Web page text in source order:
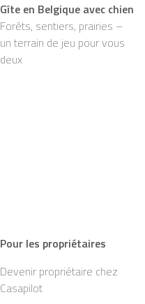
Gîte en Belgique avec chien
Forêts, sentiers, prairies –
un terrain de jeu pour vous
deux
Pour les propriétaires
Devenir propriétaire chez
Casapilot